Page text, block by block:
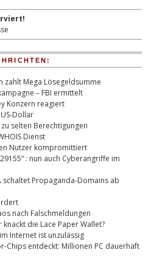
zahlt Mega Lösegeldsumme
– FBI ermittelt
Konzern reagiert
Dollar
selten Berechtigungen
Dienst
Nutzer kompromittiert
: nun auch Cyberangriffe im
schaltet Propaganda-Domains ab
nach Falschmeldungen
die Lace Paper Wallet?
Internet ist unzulässig
Chips entdeckt: Millionen PC dauerhaft